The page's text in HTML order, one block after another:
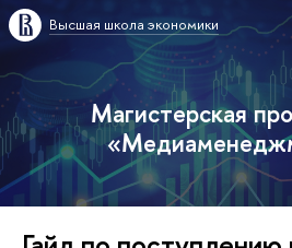
Высшая школа экономики
Магистерская